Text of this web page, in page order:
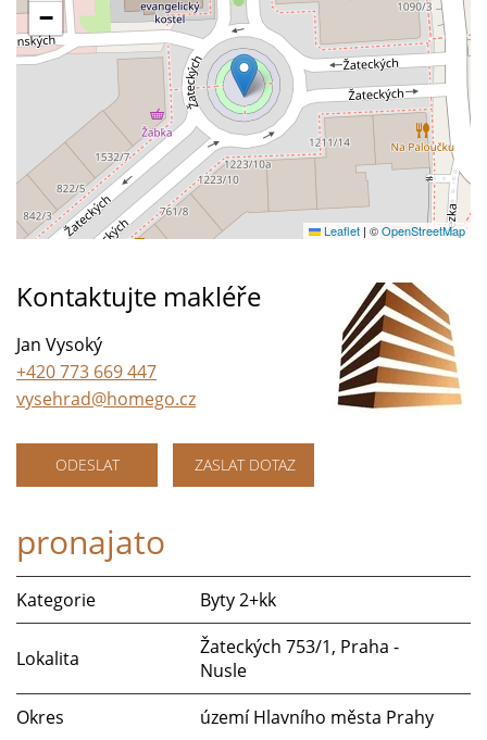
−
Leaflet | ©OpenStreetMap
Kontaktujte makléře
Jan Vysoký
+420 773 669 447
vysehrad@homego.cz
ODESLAT ZASLAT DOTAZ
pronajato
Kategorie Byty 2+kk
Lokalita
Žateckých 753/1, Praha -
Nusle
Okres
území Hlavního města Prahy